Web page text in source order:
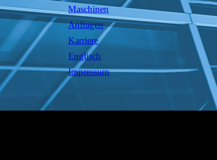
Maschinen
Anfragen
Karriere
Englisch
Impressum